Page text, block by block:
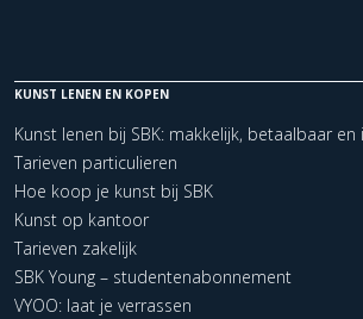
KUNST LENEN EN KOPEN
Kunst lenen bij SBK: makkelijk, betaalbaar
Tarieven particulieren
Hoe koop je kunst bij SBK
Kunst op kantoor
Tarieven zakelijk
SBK Young – studentenabonnement
VYOO: laat je verrassen